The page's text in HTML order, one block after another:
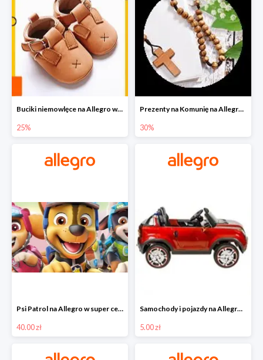
Buciki niemowlęce na Allegro w super cenach
25%
Prezenty na Komunię na Allegro do -30%
30%
Psi Patrol na Allegro w super cenach od 40 zł
40.00 zł
Samochody i pojazdy na Allegro w super cenach od 5 zł
5.00 zł